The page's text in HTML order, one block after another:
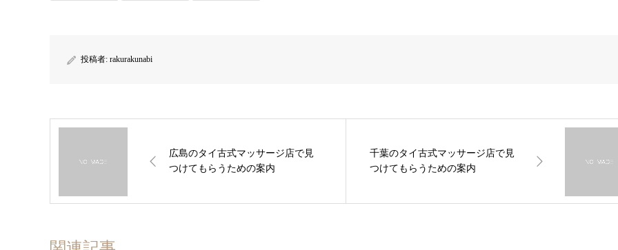
投稿者: rakurakunabi
広島のタイ古式マッサージ店で見
つけてもらうための案内
千葉のタイ古式マッサージ店で見
つけてもらうための案内